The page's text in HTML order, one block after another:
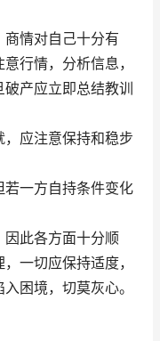
情对自己十分有
行情，分析信息，
产应立即总结教训
应注意保持和稳步
一方自持条件变化
因此各方面十分顺
一切应保持适度，
困境，切莫灰心。